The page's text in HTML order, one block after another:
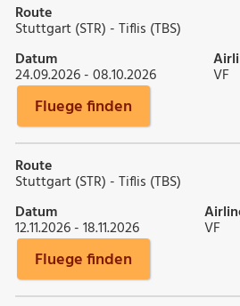
Route
Stuttgart (STR) - Tiflis (TBS)
Datum
24.09.2026 - 08.10.2026 VF
Fluege finden
Route
Stuttgart (STR) - Tiflis (TBS)
Datum
12.11.2026 - 18.11.2026 VF
Fluege finden